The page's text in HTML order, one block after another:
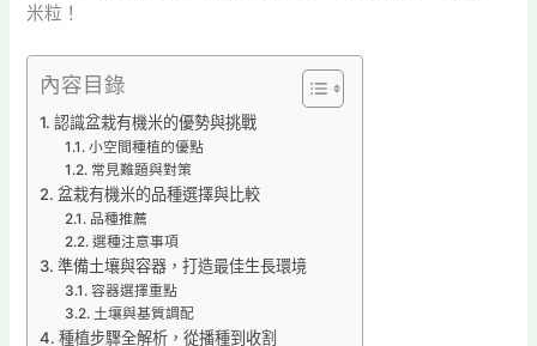
米粒！
內容目錄
認識盆栽有機米的優勢與挑戰
小空間種植的優點
常見難題與對策
盆栽有機米的品種選擇與比較
品種推薦
選種注意事項
準備土壤與容器，打造最佳生長環境
容器選擇重點
土壤與基質調配
種植步驟全解析，從播種到收割